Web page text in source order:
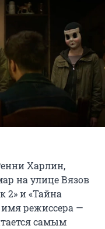
Харлин,
на улице Вязов
2» и «Тайна
имя режиссера —
самым